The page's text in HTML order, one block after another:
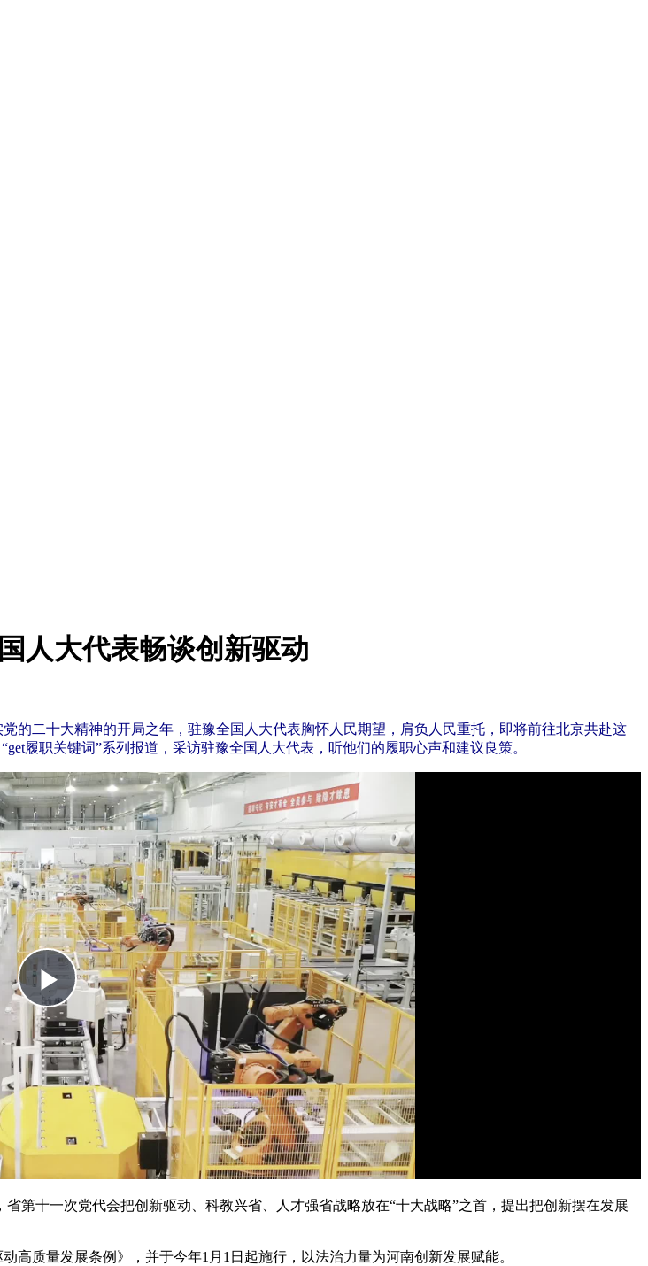
人大代表畅谈创新驱动
的二十大精神的开局之年，驻豫全国人大代表胸怀人民期望，肩负人民重托，即将前往北京共赴这
履职关键词”系列报道，采访驻豫全国人大代表，听他们的履职心声和建议良策。
十一次党代会把创新驱动、科教兴省、人才强省战略放在“十大战略”之首，提出把创新摆在发展
质量发展条例》，并于今年1月1日起施行，以法治力量为河南创新发展赋能。